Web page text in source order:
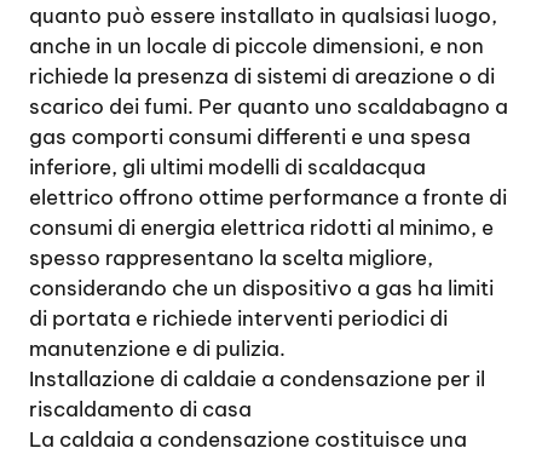
quanto può essere installato in qualsiasi luogo,
anche in un locale di piccole dimensioni, e non
richiede la presenza di sistemi di areazione o di
scarico dei fumi. Per quanto uno scaldabagno a
gas comporti consumi differenti e una spesa
inferiore, gli ultimi modelli di scaldacqua
elettrico offrono ottime performance a fronte di
consumi di energia elettrica ridotti al minimo, e
spesso rappresentano la scelta migliore,
considerando che un dispositivo a gas ha limiti
di portata e richiede interventi periodici di
manutenzione e di pulizia.
Installazione di caldaie a condensazione per il
riscaldamento di casa
La caldaia a condensazione costituisce una